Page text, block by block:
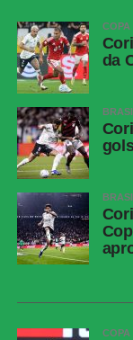
diminuiu o
ameaças mais
de Carlos Miguel
festa alviverde no
Próximos
Palmeiras
Jogo: Palmeiras
Competição
:
Data e hora
: 31
Brasília)
Junior
COPA
da
COPA